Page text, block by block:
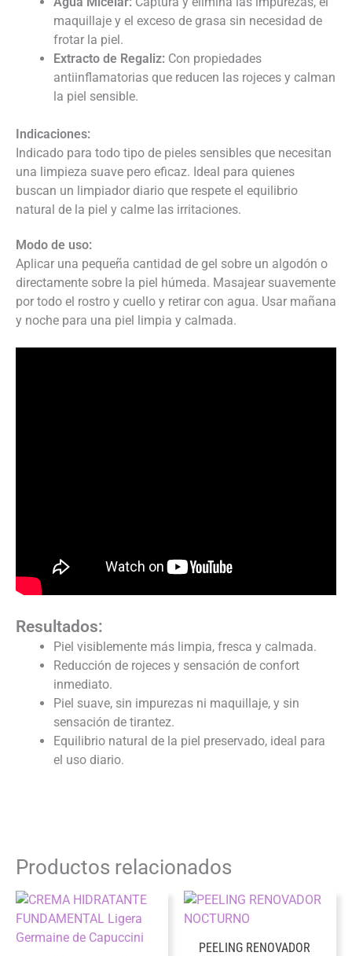
maquillaje y el exceso de grasa sin necesidad de
frotar la piel.
Extracto de Regaliz: Con propiedades
antiinflamatorias que reducen las rojeces y calman
la piel sensible.
Indicaciones:
Indicado para todo tipo de pieles sensibles que necesitan
una limpieza suave pero eficaz. Ideal para quienes
buscan un limpiador diario que respete el equilibrio
natural de la piel y calme las irritaciones.
Modo de uso:
Aplicar una pequeña cantidad de gel sobre un algodón o
directamente sobre la piel húmeda. Masajear suavemente
por todo el rostro y cuello y retirar con agua. Usar mañana
y noche para una piel limpia y calmada.
Resultados:
Piel visiblemente más limpia, fresca y calmada.
Reducción de rojeces y sensación de confort
inmediato.
Piel suave, sin impurezas ni maquillaje, y sin
sensación de tirantez.
Equilibrio natural de la piel preservado, ideal para
el uso diario.
Productos relacionados
PEELING RENOVADOR